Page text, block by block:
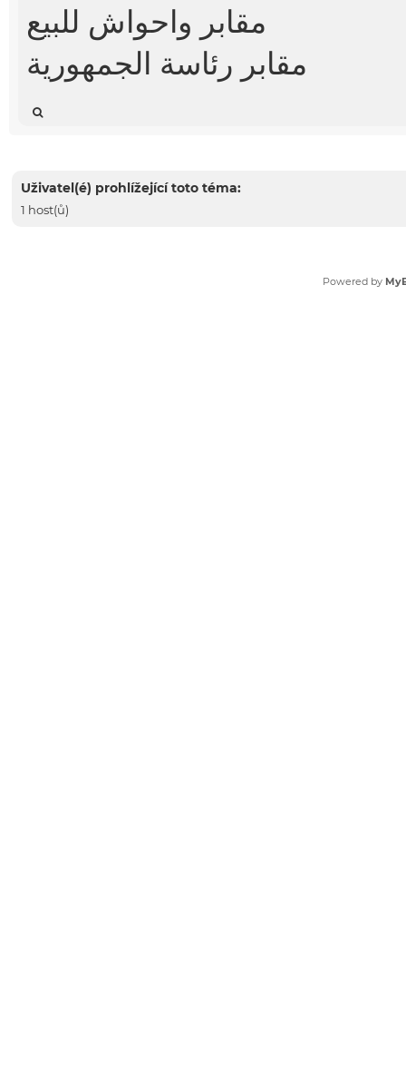
مقابر واحواش للبيع
مقابر رئاسة الجمهورية
Uživatel(é) prohlížející toto téma:
1 host(ů)
Powered by